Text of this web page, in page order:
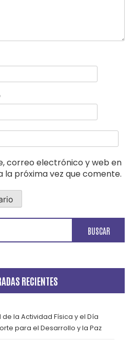
correo electrónico y web en
la próxima vez que comente.
RECIENTES
la Actividad Física y el Día
para el Desarrollo y la Paz